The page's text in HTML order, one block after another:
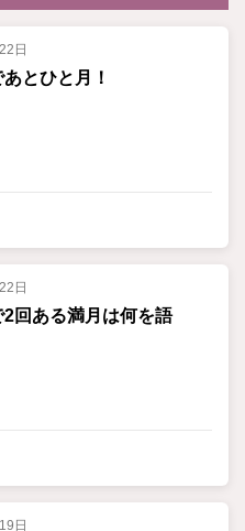
日
とひと月！
日
2回ある満月は何を語
日